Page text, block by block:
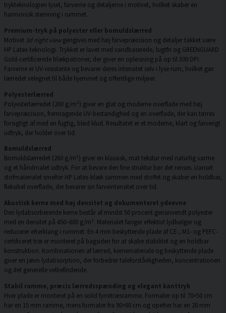
trykteknologien lyset, farverne og detaljerne i motivet, hvilket skaber en
harmonisk stemning i rummet.
Premium-tryk på polyester eller bomuldslærred
Motivet 3d night viewgengives med høj farvepræcision og detaljer takket være
HP Latex-teknologi. Trykket er lavet med vandbaserede, lugtfri og GREENGUARD
Gold-certificerede blækpatroner, der giver en opløsning på op til 300 DPI.
Farverne er UV-resistente og bevarer deres intensitet selv i lyse rum, hvilket gør
lærredet velegnet til både hjemmet og offentlige miljøer.
Polyesterlærred
Polyesterlærredet (260 g/m²) giver en glat og moderne overflade med høj
farvepræcision, fremragende UV-bestandighed og en overflade, der kan tørres
forsigtigt af med en fugtig, blød klud. Resultatet er et moderne, klart og farverigt
udtryk, der holder over tid.
Bomuldslærred
Bomuldslærredet (260 g/m²) giver en klassisk, mat tekstur med naturlig varme
og et håndmalet udtryk. For at bevare den fine struktur bør det renses. Uanset
stofmaterialet smelter HP Latex-blæk sammen med stoffet og skaber en holdbar,
fleksibel overflade, der bevarer sin farveintensitet over tid.
Akustisk kerne med høj densitet og dokumenteret ydeevne
Den lydabsorberende kerne består af mindst 50 procent genanvendt polyester
med en densitet på 450–600 g/m². Materialet fanger effektivt lydbølger og
reducerer efterklang i rummet. En 4 mm beskyttende plade af CE-, M1- og PEFC-
certificeret træ er monteret på bagsiden for at skabe stabilitet og en holdbar
konstruktion. Kombinationen af lærred, kernemateriale og beskyttende plade
giver en jævn lydabsorption, der forbedrer taleforståeligheden, koncentrationen
og det generelle velbefindende.
Stabil ramme, præcis lærredsspænding og elegant kanttryk
Hver plade er monteret på en solid fyrretræsramme. Formater op til 70×50 cm
har en 15 mm ramme, mens formater fra 90×60 cm og opefter har en 20 mm